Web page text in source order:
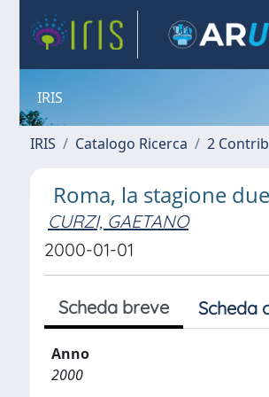
IRIS
IRIS Catalogo Ricerca 2
Roma, la stagione
CURZI, GAETANO
2000-01-01
Scheda breve Scheda
Anno
2000